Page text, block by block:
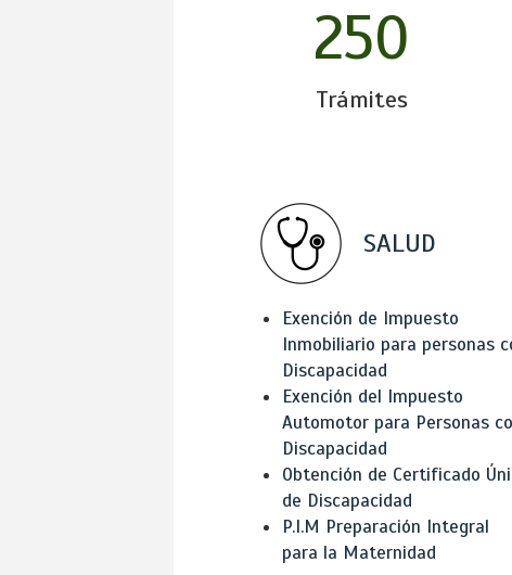
250
Trámites
SALUD
Exención de Impuesto
Inmobiliario para personas
Discapacidad
Exención del Impuesto
Automotor para Personas
Discapacidad
Obtención de Certificado
de Discapacidad
P.I.M Preparación Integral
para la Maternidad